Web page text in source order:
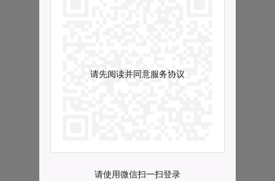
请先阅读并同意服务协议
请使用微信扫一扫登录